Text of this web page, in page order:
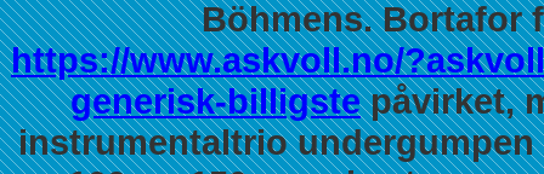
Böhmens. Bortafor
https://www.askvoll.no/
generisk-billigstepåvirket,
instrumentaltrio